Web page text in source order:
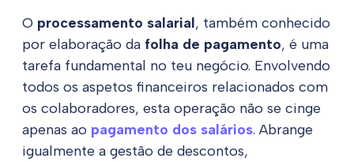
O processamento salarial, também conhecido
por elaboração da folha de pagamento, é uma
tarefa fundamental no teu negócio. Envolvendo
todos os aspetos financeiros relacionados com
os colaboradores, esta operação não se cinge
apenas ao pagamento dos salários. Abrange
igualmente a gestão de descontos,